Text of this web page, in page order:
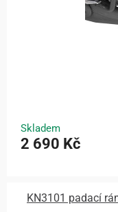
Skladem
2 690 Kč
KN3101 padací